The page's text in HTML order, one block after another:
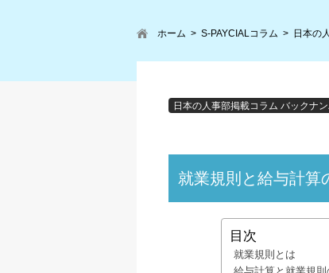
ホーム S-PAYCIALコラム 日本の
日本の人事部掲載コラム バックナ
就業規則と給与計算
目次
就業規則とは